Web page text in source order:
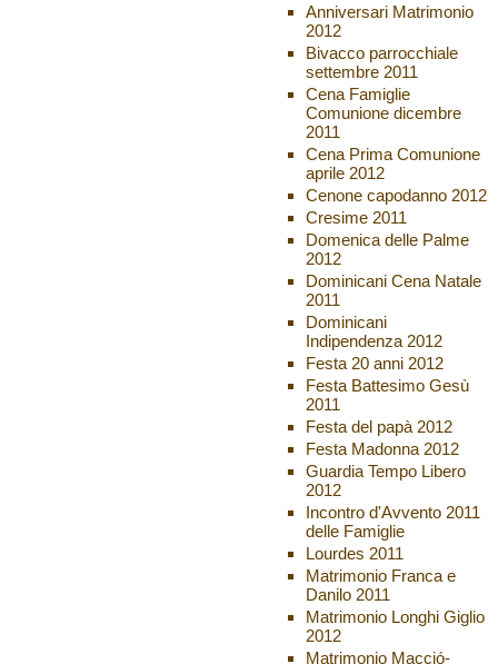
Anniversari Matrimonio
2012
Bivacco parrocchiale
settembre 2011
Cena Famiglie
Comunione dicembre
2011
Cena Prima Comunione
aprile 2012
Cenone capodanno 2012
Cresime 2011
Domenica delle Palme
2012
Dominicani Cena Natale
2011
Dominicani
Indipendenza 2012
Festa 20 anni 2012
Festa Battesimo Gesù
2011
Festa del papà 2012
Festa Madonna 2012
Guardia Tempo Libero
2012
Incontro d'Avvento 2011
delle Famiglie
Lourdes 2011
Matrimonio Franca e
Danilo 2011
Matrimonio Longhi Giglio
2012
Matrimonio Macció-